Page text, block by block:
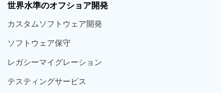
世界水準のオフショア開発
カスタムソフトウェア開発
ソフト ウェア保守
レガシーマイグレーション
テスティングサービス